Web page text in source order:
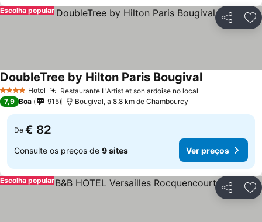
Partilhar
Escolha popular
4 EstrelasHotel Restaurante L'Artist et son ardoise no local
DoubleTree by Hilton Paris BougivalVer preços
7,9 Boa 915 Bougival, a 8.8 km de Chambourcy
De € 82
Consulte os preços de 9 sites Ver preços
Partilhar
Escolha popular